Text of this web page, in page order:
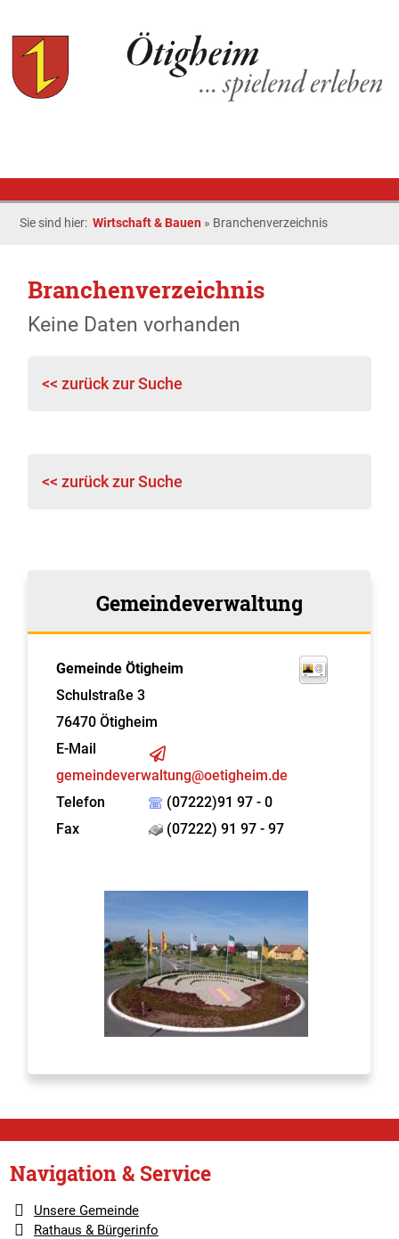
Sie sind hier:Wirtschaft & Bauen » Branchenverzeichnis
Branchenverzeichnis
Keine Daten vorhanden
<< zurück zur Suche
<< zurück zur Suche
Gemeindeverwaltung
Gemeinde Ötigheim
Schulstraße 3
76470 Ötigheim
E-Mail
gemeindeverwaltung@oetigheim.de
Telefon
(07222)91 97 - 0
Fax
(07222) 91 97 - 97
Navigation & Service
Unsere Gemeinde
Rathaus & Bürgerinfo